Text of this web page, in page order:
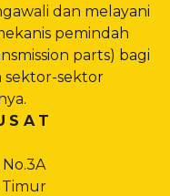
dan melayani
pemindah
parts) bagi
sektor
Timur